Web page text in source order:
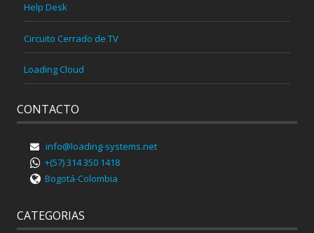
Help Desk
Circuito Cerrado de TV
Loading Cloud
CONTACTO
info@loading-systems.net
+(57) 314 350 1418
Bogotá-Colombia
CATEGORIAS